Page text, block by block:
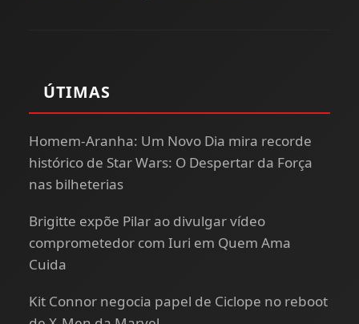
ÚTIMAS
Homem-Aranha: Um Novo Dia mira recorde
histórico de Star Wars: O Despertar da Força
nas bilheterias
Brigitte expõe Pilar ao divulgar vídeo
comprometedor com Iuri em Quem Ama
Cuida
Kit Connor negocia papel de Ciclope no reboot